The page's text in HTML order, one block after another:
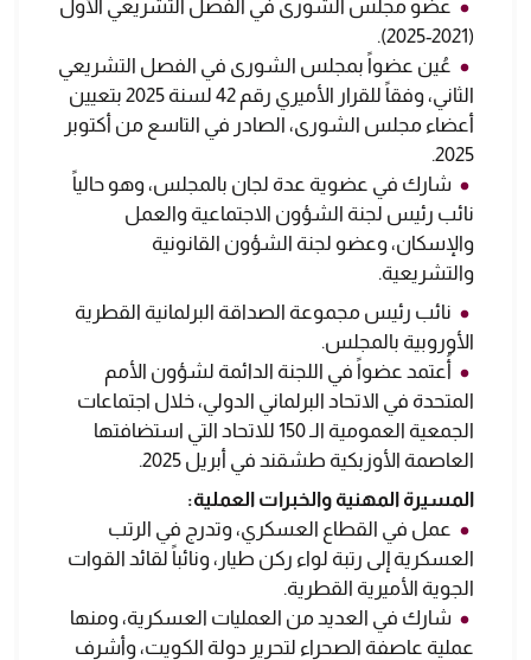
عضو مجلس الشورى في الفصل التشريعي الأول
(2021-2025).
عُين عضواً بمجلس الشورى في الفصل التشريعي
الثاني، وفقاً للقرار الأميري رقم 42 لسنة 2025 بتعيين
أعضاء مجلس الشورى، الصادر في التاسع من أكتوبر
2025.
شارك في عضوية عدة لجان بالمجلس، وهو حالياً
نائب رئيس لجنة الشؤون الاجتماعية والعمل
والإسكان، وعضو لجنة الشؤون القانونية
والتشريعية.
نائب رئيس مجموعة الصداقة البرلمانية القطرية
الأوروبية بالمجلس.
أُعتمد عضواً في اللجنة الدائمة لشؤون الأمم
المتحدة في الاتحاد البرلماني الدولي، خلال اجتماعات
الجمعية العمومية الـ 150 للاتحاد التي استضافتها
العاصمة الأوزبكية طشقند في أبريل 2025.
المسيرة المهنية والخبرات العملية:
عمل في القطاع العسكري، وتدرج في الرتب
العسكرية إلى رتبة لواء ركن طيار، ونائباً لقائد القوات
الجوية الأميرية القطرية.
شارك في العديد من العمليات العسكرية، ومنها
عملية عاصفة الصحراء لتحرير دولة الكويت، وأشرف